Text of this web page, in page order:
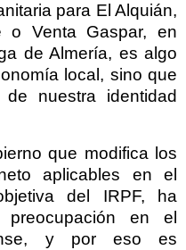
para El Alquián,
o Venta Gaspar, en
de Almería, es algo
local, sino que
nuestra identidad
que modifica los
aplicables en el
del IRPF, ha
en el
y por eso es